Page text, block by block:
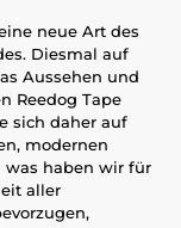
neue Art des
Diesmal auf
Aussehen und
Reedog Tape
sich daher auf
modernen
was haben wir für
aller